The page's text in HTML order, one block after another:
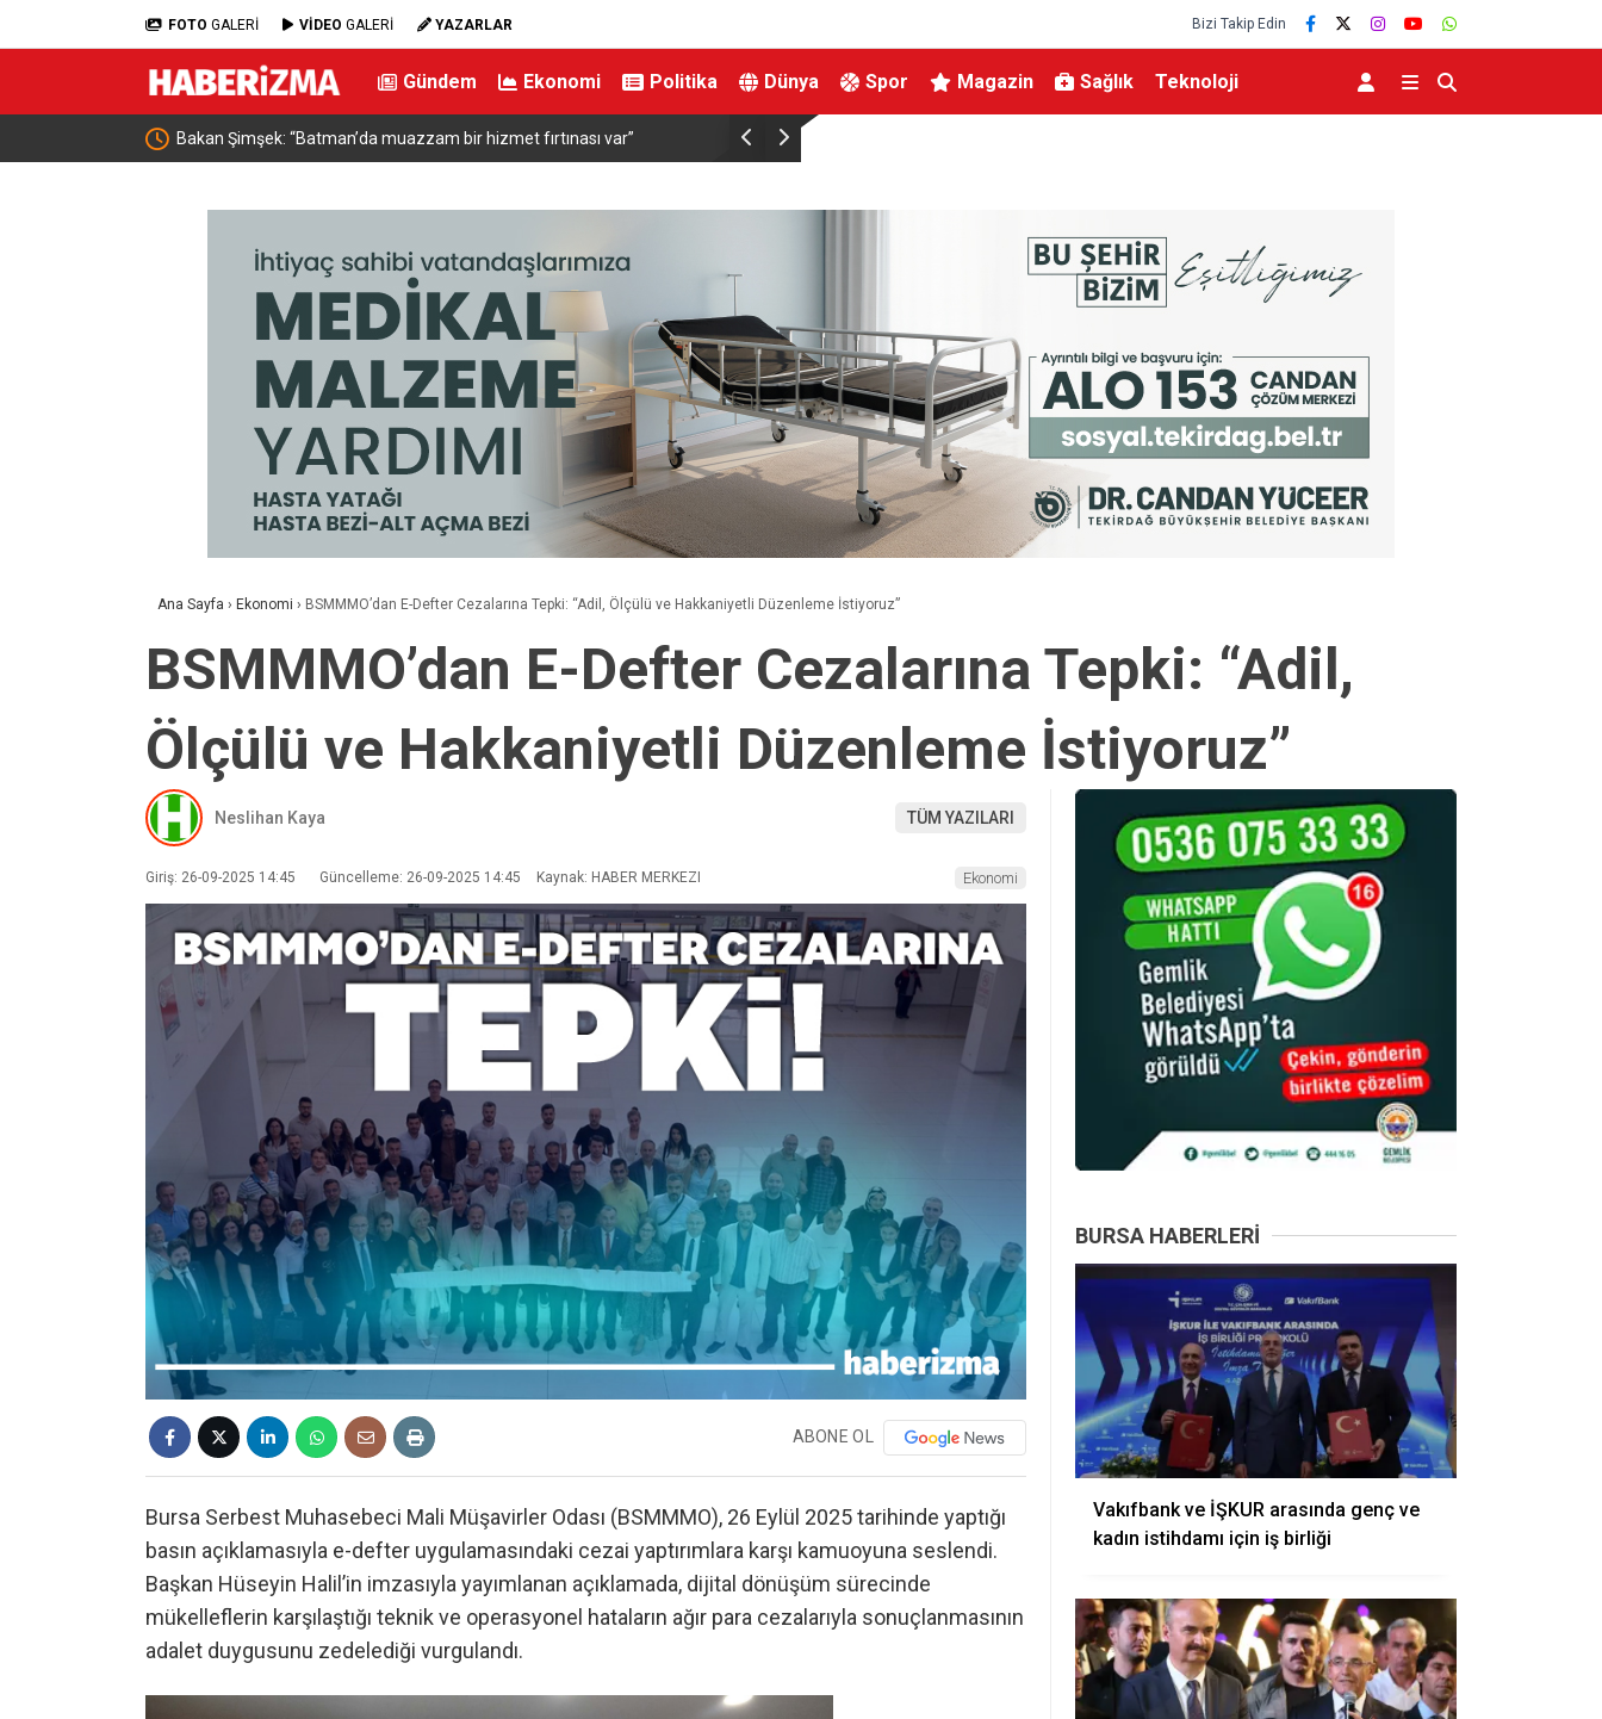
FOTO GALERİ VİDEO GALERİ YAZARLAR Bizi Takip Edin
Gündem Ekonomi Politika Dünya Spor Magazin Sağlık Teknoloji
Bakan Şimşek: “Batman’da muazzam bir hizmet fırtınası var” Resul Dindar ve Ümit Yaşar, Kastamonu’da binlerce vatandaşa
Ana Sayfa › Ekonomi › BSMMMO’dan E-Defter Cezalarına Tepki: “Adil, Ölçülü ve Hakkaniyetli Düzenleme İstiyoruz”
BSMMMO’dan E-Defter Cezalarına Tepki: “Adil,
Ölçülü ve Hakkaniyetli Düzenleme İstiyoruz”
Neslihan Kaya TÜM YAZILARI
Giriş: 26-09-2025 14:45 Güncelleme: 26-09-2025 14:45 Kaynak: HABER MERKEZI Ekonomi
ABONE OL
Bursa Serbest Muhasebeci Mali Müşavirler Odası (BSMMMO), 26 Eylül 2025 tarihinde yaptığı
basın açıklamasıyla e-defter uygulamasındaki cezai yaptırımlara karşı kamuoyuna seslendi.
Başkan Hüseyin Halil’in imzasıyla yayımlanan açıklamada, dijital dönüşüm sürecinde
mükelleflerin karşılaştığı teknik ve operasyonel hataların ağır para cezalarıyla sonuçlanmasının
adalet duygusunu zedelediği vurgulandı.
BURSA HABERLERI
Vakıfbank ve İŞKUR arasında genç ve
kadın istihdamı için iş birliği